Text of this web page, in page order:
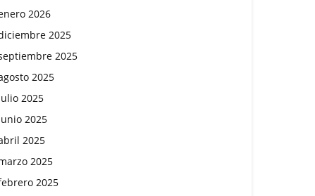
2026
2025
2025
2025
2025
2025
2025
2025
2025